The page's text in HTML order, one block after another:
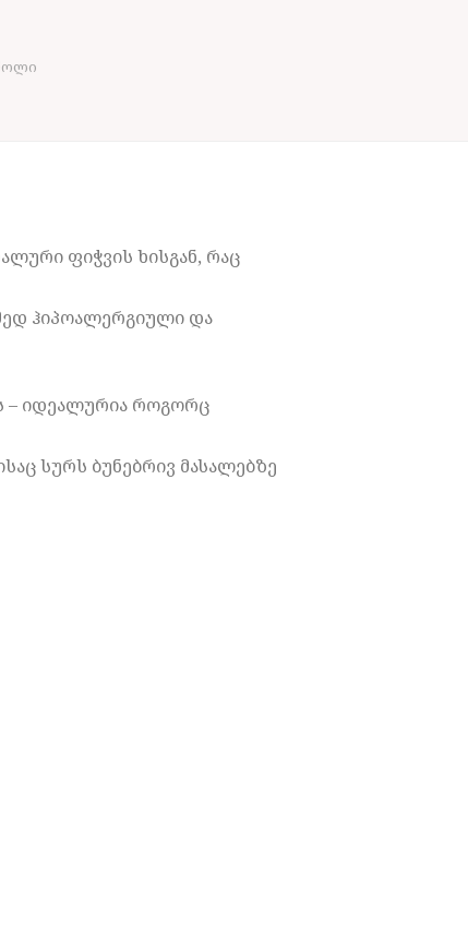
ფიჭვის ხისგან, რაც
ჰიპოალერგიული და
– იდეალურია როგორც
სურს ბუნებრივ მასალებზე